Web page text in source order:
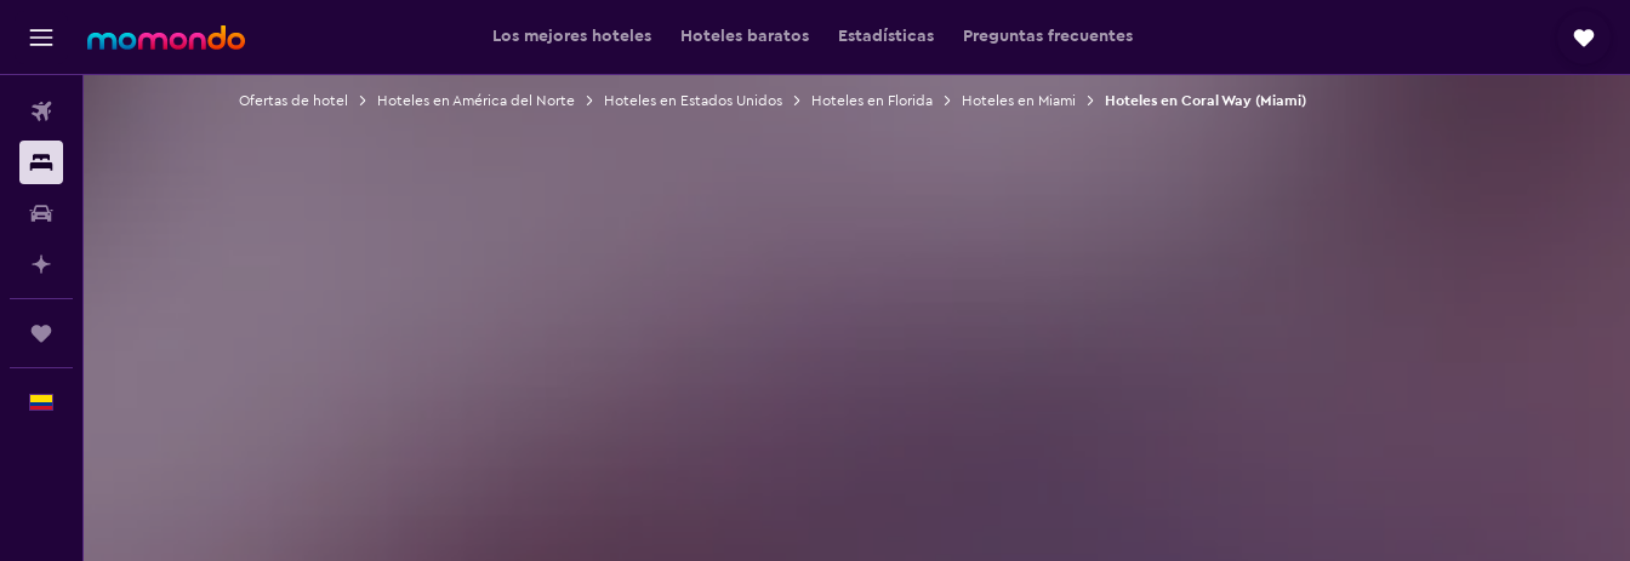
Los mejores hoteles Hoteles baratos Estadísticas Preguntas frecuentes
Ofertas de hotel Hoteles en América del Norte Hoteles en Estados Unidos Hoteles en Florida Hoteles en Miami Hoteles en Coral Way (Miami)